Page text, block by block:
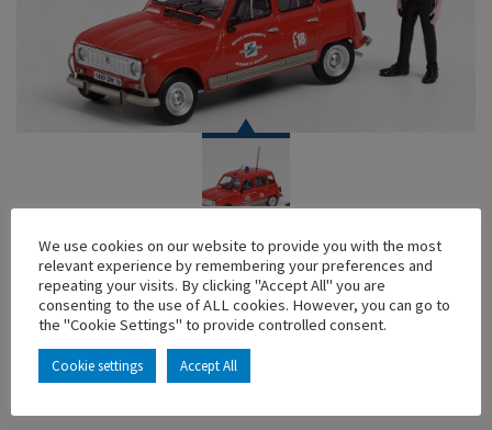
CAR
RENAULT 4 TL – SDIS 79 AVEC FIGURINE
En stock
Main characteristics :
We use cookies on our website to provide you with the most
relevant experience by remembering your preferences and
repeating your visits. By clicking "Accept All" you are
consenting to the use of ALL cookies. However, you can go to
the "Cookie Settings" to provide controlled consent.
Cookie settings Accept All